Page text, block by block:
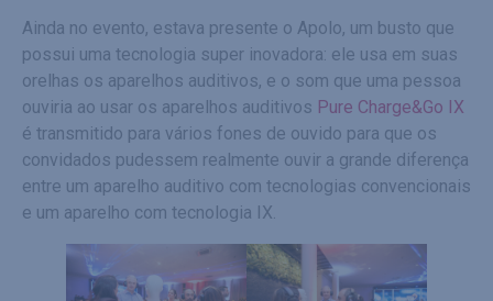
Ainda no evento, estava presente o Apolo, um busto que
possui uma tecnologia super inovadora: ele usa em suas
orelhas os aparelhos auditivos, e o som que uma pessoa
ouviria ao usar os aparelhos auditivos Pure Charge&Go IX
é transmitido para vários fones de ouvido para que os
convidados pudessem realmente ouvir a grande diferença
entre um aparelho auditivo com tecnologias convencionais
e um aparelho com tecnologia IX.